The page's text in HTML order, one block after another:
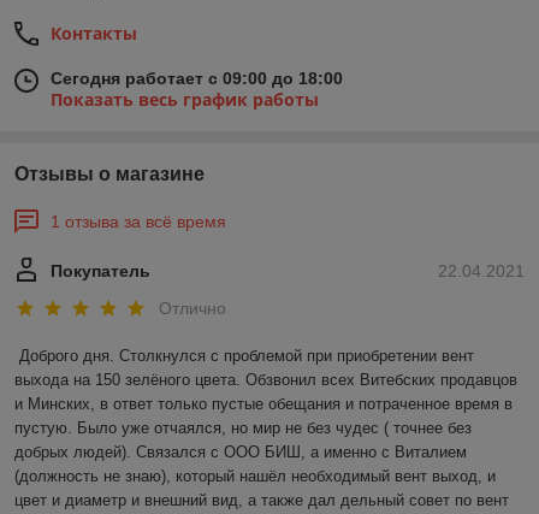
Контакты
Сегодня работает с 09:00 до 18:00
Показать весь график работы
Отзывы о магазине
1 отзыва за всё время
22.04.2021
Покупатель
Отлично
Доброго дня. Столкнулся с проблемой при приобретении вент
выхода на 150 зелёного цвета. Обзвонил всех Витебских продавцов
и Минских, в ответ только пустые обещания и потраченное время в
пустую. Было уже отчаялся, но мир не без чудес ( точнее без
добрых людей). Связался с ООО БИШ, а именно с Виталием
(должность не знаю), который нашёл необходимый вент выход, и
цвет и диаметр и внешний вид, а также дал дельный совет по вент